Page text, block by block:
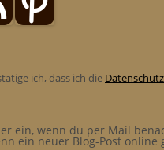
ich, dass ich die
ein, wenn du per Mail
ein neuer Blog-Post online